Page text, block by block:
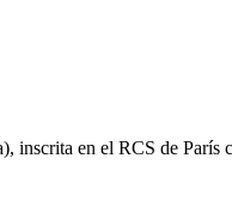
en el RCS de París